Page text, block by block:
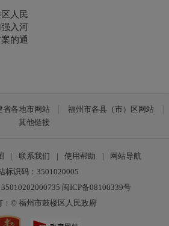
人民
入河
的通
省各地市网站
福州市各县（市）区网站
其他链接
| 联系我们 | 使用帮助 |
网站导航
标识码：3501020005
闽ICP备08100339号
：© 福州市鼓楼区人民政府